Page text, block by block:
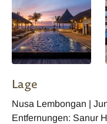
Lage
Nusa Lembongan |
Entfernungen: Sanur